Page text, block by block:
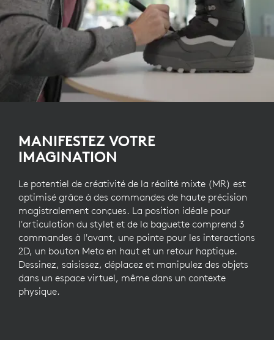
MANIFESTEZ VOTRE
IMAGINATION
Le potentiel de créativité de la réalité mixte (MR) est
optimisé grâce à des commandes de haute précision
magistralement conçues. La position idéale pour
l'articulation du stylet et de la baguette comprend 3
commandes à l'avant, une pointe pour les interactions
2D, un bouton Meta en haut et un retour haptique.
Dessinez, saisissez, déplacez et manipulez des objets
dans un espace virtuel, même dans un contexte
physique.